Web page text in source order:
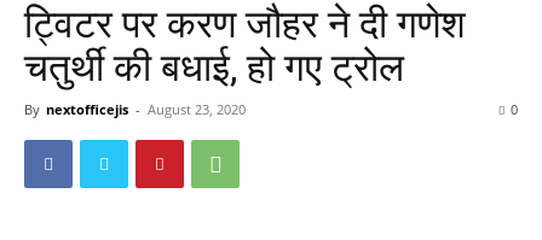
ट्विटर पर करण जौहर ने दी गणेश
चतुर्थी की बधाई, हो गए ट्रोल
By nextofficejis - August 23, 2020 0